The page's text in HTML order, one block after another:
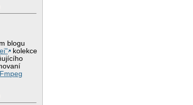
blogu
kolekce